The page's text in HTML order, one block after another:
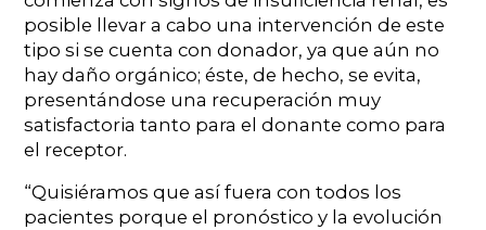
posible llevar a cabo una intervención de este
tipo si se cuenta con donador, ya que aún no
hay daño orgánico; éste, de hecho, se evita,
presentándose una recuperación muy
satisfactoria tanto para el donante como para
el receptor.
“Quisiéramos que así fuera con todos los
pacientes porque el pronóstico y la evolución